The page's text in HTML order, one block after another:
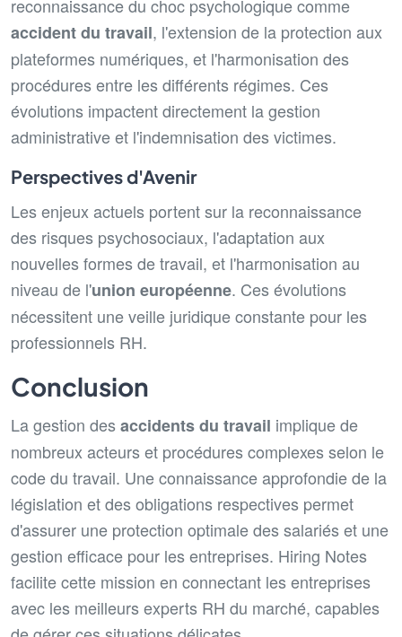
reconnaissance du choc psychologique comme
accident du travail, l'extension de la protection aux
plateformes numériques, et l'harmonisation des
procédures entre les différents régimes. Ces
évolutions impactent directement la gestion
administrative et l'indemnisation des victimes.
Perspectives d'Avenir
Les enjeux actuels portent sur la reconnaissance
des risques psychosociaux, l'adaptation aux
nouvelles formes de travail, et l'harmonisation au
niveau de l'union européenne. Ces évolutions
nécessitent une veille juridique constante pour les
professionnels RH.
Conclusion
La gestion des accidents du travail implique de
nombreux acteurs et procédures complexes selon le
code du travail. Une connaissance approfondie de la
législation et des obligations respectives permet
d'assurer une protection optimale des salariés et une
gestion efficace pour les entreprises. Hiring Notes
facilite cette mission en connectant les entreprises
avec les meilleurs experts RH du marché, capables